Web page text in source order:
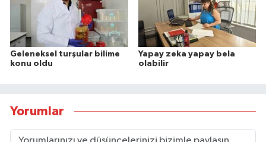
Geleneksel turşular bilime
konu oldu
Yapay zeka yapay bela
olabilir
Yorumlar